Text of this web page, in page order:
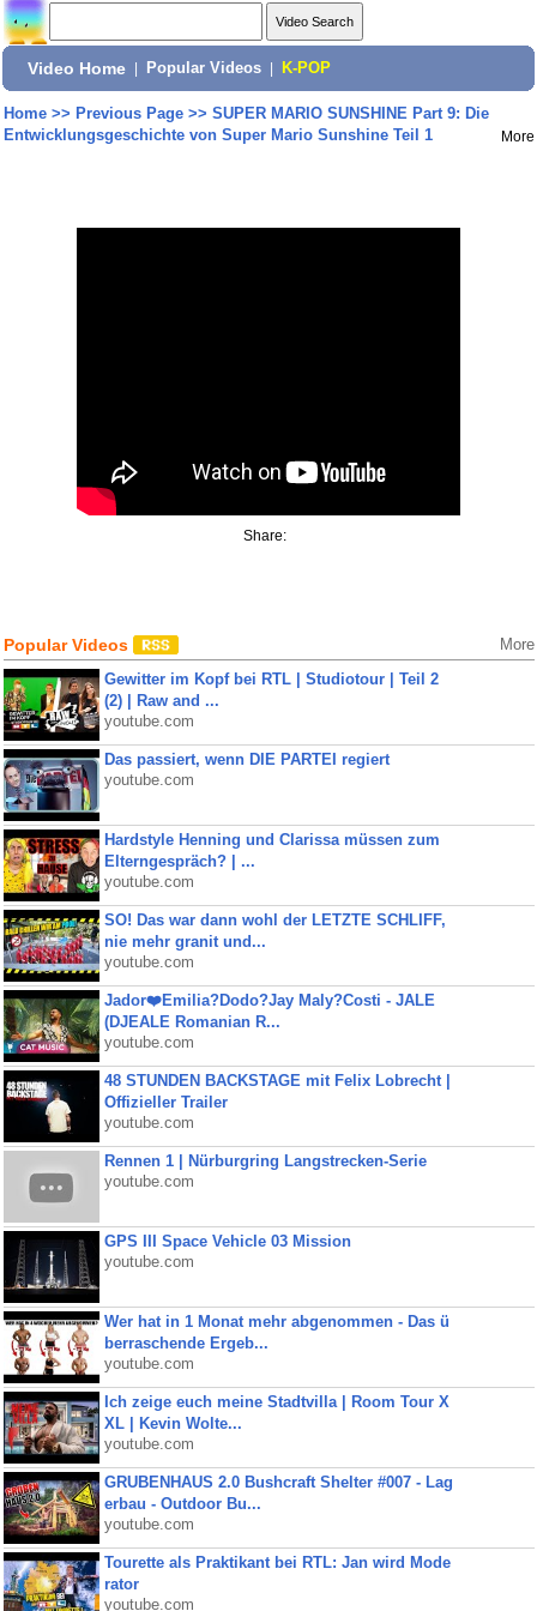
Video Home Popular Videos K-POP
Home>> Previous Page>> SUPER MARIO SUNSHINE Part 9: Die
Entwicklungsgeschichte von Super Mario Sunshine Teil 1
More
Share:
Popular Videos More
Gewitter im Kopf bei RTL | Studiotour | Teil 2
(2) | Raw and ...
youtube.com
Das passiert, wenn DIE PARTEI regiert
youtube.com
Hardstyle Henning und Clarissa müssen zum
Elterngespräch? | ...
youtube.com
SO! Das war dann wohl der LETZTE SCHLIFF,
nie mehr granit und...
youtube.com
Jador❤️Emilia?Dodo?Jay Maly?Costi - JALE
(DJEALE Romanian R...
youtube.com
48 STUNDEN BACKSTAGE mit Felix Lobrecht |
Offizieller Trailer
youtube.com
Rennen 1 | Nürburgring Langstrecken-Serie
youtube.com
GPS III Space Vehicle 03 Mission
youtube.com
Wer hat in 1 Monat mehr abgenommen - Das ü
berraschende Ergeb...
youtube.com
Ich zeige euch meine Stadtvilla | Room Tour X
XL | Kevin Wolte...
youtube.com
GRUBENHAUS 2.0 Bushcraft Shelter #007 - Lag
erbau - Outdoor Bu...
youtube.com
Tourette als Praktikant bei RTL: Jan wird Mode
rator
youtube.com